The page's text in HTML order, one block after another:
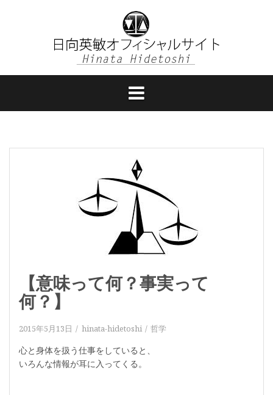
へ
ッ
【意味って何？事実って
何？】
2015年5月13日 hinata-hidetoshi 哲学
心と身体を扱う仕事をしていると、
いろんな情報が耳に入ってくる。